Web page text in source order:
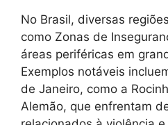
No Brasil, diversas
como Zonas de
áreas periféricas em
Exemplos notáveis
de Janeiro, como a
Alemão, que enfrentam